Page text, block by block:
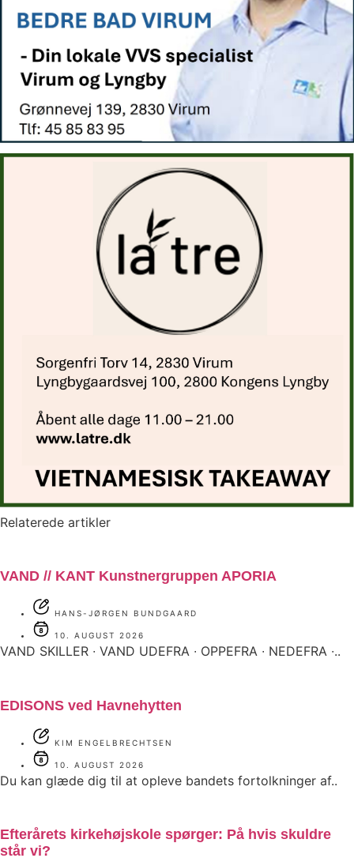
Relaterede artikler
VAND // KANT Kunstnergruppen APORIA
HANS-JØRGEN BUNDGAARD
10. AUGUST 2026
VAND SKILLER ∙ VAND UDEFRA ∙ OPPEFRA ∙ NEDEFRA ∙..
EDISONS ved Havnehytten
KIM ENGELBRECHTSEN
10. AUGUST 2026
Du kan glæde dig til at opleve bandets fortolkninger af..
Efterårets kirkehøjskole spørger: På hvis skuldre
står vi?